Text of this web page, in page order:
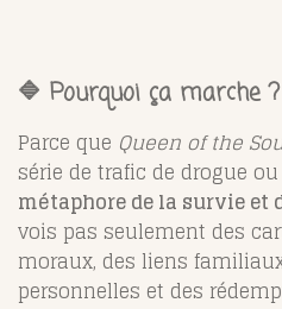
🔷 Pourquoi ça marche ?
Parce que Queen of the
série de trafic de drogue
métaphore de la survie et
vois pas seulement des
moraux, des liens
personnelles et des